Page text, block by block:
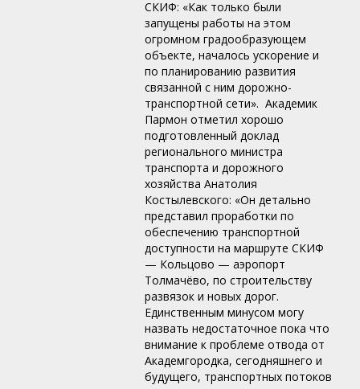
СКИФ: «Как только были
запущены работы на этом
огромном градообразующем
объекте, началось ускорение и
по планированию развития
связанной с ним дорожно-
транспортной сети». Академик
Пармон отметил хорошо
подготовленный доклад
регионального министра
транспорта и дорожного
хозяйства Анатолия
Костылевского: «Он детально
представил проработки по
обеспечению транспортной
доступности на маршруте СКИФ
— Кольцово — аэропорт
Толмачёво, по строительству
развязок и новых дорог.
Единственным минусом могу
назвать недостаточное пока что
внимание к проблеме отвода от
Академгородка, сегодняшнего и
будущего, транспортных потоков